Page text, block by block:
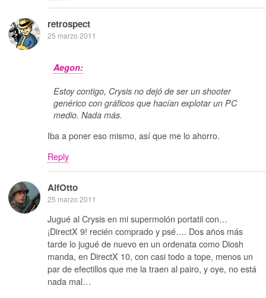
retrospect
25 marzo 2011
Aegon:
Estoy contigo, Crysis no dejó de ser un shooter
genérico con gráficos que hacían explotar un PC
medio. Nada más.
Iba a poner eso mismo, así que me lo ahorro.
Reply
AlfOtto
25 marzo 2011
Jugué al Crysis en mi supermolón portatil con…
¡DirectX 9! recién comprado y psé…. Dos años más
tarde lo jugué de nuevo en un ordenata como Diosh
manda, en DirectX 10, con casi todo a tope, menos un
par de efectillos que me la traen al pairo, y oye, no está
nada mal…